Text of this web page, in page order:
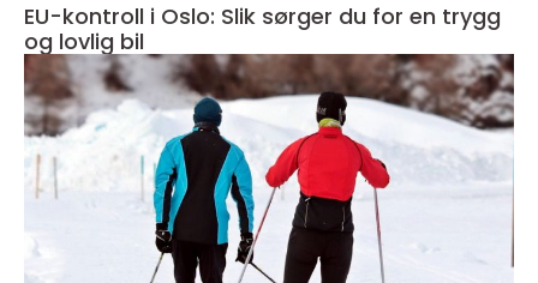
EU-kontroll i Oslo: Slik sørger du for en trygg
og lovlig bil